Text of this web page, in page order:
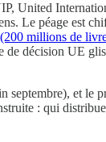
United
Le péage est
millions de
de décision UE
et le
: qui